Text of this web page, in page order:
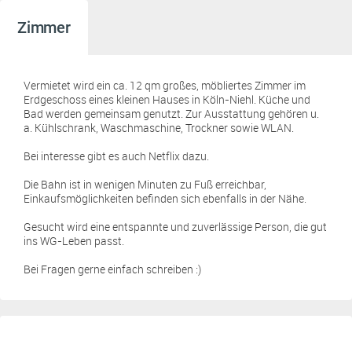
Zimmer
Vermietet wird ein ca. 12 qm großes, möbliertes Zimmer im
Erdgeschoss eines kleinen Hauses in Köln-Niehl. Küche und
Bad werden gemeinsam genutzt. Zur Ausstattung gehören u.
a. Kühlschrank, Waschmaschine, Trockner sowie WLAN.
Bei interesse gibt es auch Netflix dazu.
Die Bahn ist in wenigen Minuten zu Fuß erreichbar,
Einkaufsmöglichkeiten befinden sich ebenfalls in der Nähe.
Gesucht wird eine entspannte und zuverlässige Person, die gut
ins WG-Leben passt.
Bei Fragen gerne einfach schreiben :)